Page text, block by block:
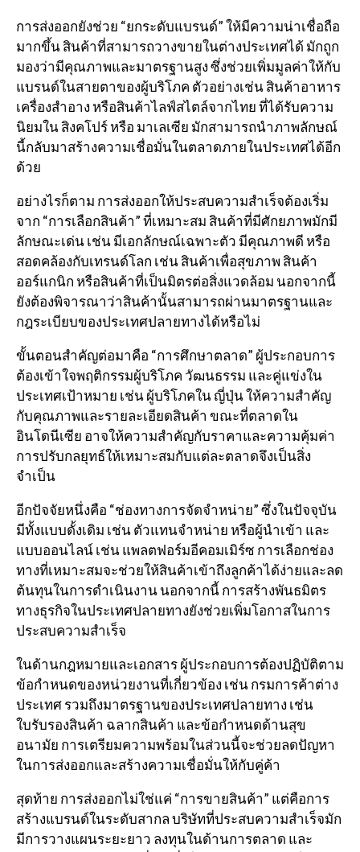
การส่งออกยังช่วย “ยกระดับแบรนด์” ให้มีความน่าเชื่อถือ
มากขึ้น สินค้าที่สามารถวางขายในต่างประเทศได้ มักถูก
มองว่ามีคุณภาพและมาตรฐานสูง ซึ่งช่วยเพิ่มมูลค่าให้กับ
แบรนด์ในสายตาของผู้บริโภค ตัวอย่างเช่น สินค้าอาหาร
เครื่องสำอาง หรือสินค้าไลฟ์สไตล์จากไทย ที่ได้รับความ
นิยมในสิงคโปร์หรือ มาเลเซีย มักสามารถนำภาพลักษณ์
นี้กลับมาสร้างความเชื่อมั่นในตลาดภายในประเทศได้อีก
ด้วย
อย่างไรก็ตาม การส่งออกให้ประสบความสำเร็จต้องเริ่ม
จาก “การเลือกสินค้า” ที่เหมาะสม สินค้าที่มีศักยภาพมักมี
ลักษณะเด่น เช่น มีเอกลักษณ์เฉพาะตัว มีคุณภาพดี หรือ
สอดคล้องกับเทรนด์โลก เช่น สินค้าเพื่อสุขภาพ สินค้า
ออร์แกนิก หรือสินค้าที่เป็นมิตรต่อสิ่งแวดล้อม นอกจากนี้
ยังต้องพิจารณาว่าสินค้านั้นสามารถผ่านมาตรฐานและ
กฎระเบียบของประเทศปลายทางได้หรือไม่
ขั้นตอนสำคัญต่อมาคือ “การศึกษาตลาด” ผู้ประกอบการ
ต้องเข้าใจพฤติกรรมผู้บริโภค วัฒนธรรม และคู่แข่งใน
ประเทศเป้าหมาย เช่น ผู้บริโภคในญี่ปุ่นให้ความสำคัญ
กับคุณภาพและรายละเอียดสินค้า ขณะที่ตลาดใน
อินโดนีเซีย อาจให้ความสำคัญกับราคาและความคุ้มค่า
การปรับกลยุทธ์ให้เหมาะสมกับแต่ละตลาดจึงเป็นสิ่ง
จำเป็น
อีกปัจจัยหนึ่งคือ “ช่องทางการจัดจำหน่าย” ซึ่งในปัจจุบัน
มีทั้งแบบดั้งเดิม เช่น ตัวแทนจำหน่าย หรือผู้นำเข้า และ
แบบออนไลน์ เช่น แพลตฟอร์มอีคอมเมิร์ซ การเลือกช่อง
ทางที่เหมาะสมจะช่วยให้สินค้าเข้าถึงลูกค้าได้ง่ายและลด
ต้นทุนในการดำเนินงาน นอกจากนี้ การสร้างพันธมิตร
ทางธุรกิจในประเทศปลายทางยังช่วยเพิ่มโอกาสในการ
ประสบความสำเร็จ
ในด้านกฎหมายและเอกสาร ผู้ประกอบการต้องปฏิบัติตาม
ข้อกำหนดของหน่วยงานที่เกี่ยวข้อง เช่นกรมการค้าต่าง
ประเทศรวมถึงมาตรฐานของประเทศปลายทาง เช่น
ใบรับรองสินค้า ฉลากสินค้า และข้อกำหนดด้านสุข
อนามัย การเตรียมความพร้อมในส่วนนี้จะช่วยลดปัญหา
ในการส่งออกและสร้างความเชื่อมั่นให้กับคู่ค้า
สุดท้าย การส่งออกไม่ใช่แค่ “การขายสินค้า” แต่คือการ
สร้างแบรนด์ในระดับสากล บริษัทที่ประสบความสำเร็จมัก
มีการวางแผนระยะยาว ลงทุนในด้านการตลาด และ